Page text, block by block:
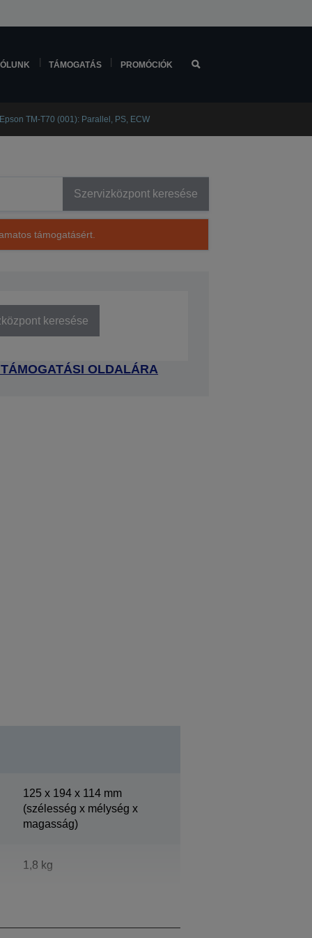
TÁMOGATÁS PROMÓCIÓK
TM-T70 (001): Parallel, PS, ECW
Szervizközpont keresése
támogatásért.
keresése
OLDALÁRA
125‎ x 194 x 114 mm
(szélesség x mélység x
magasság)
1,8 kg